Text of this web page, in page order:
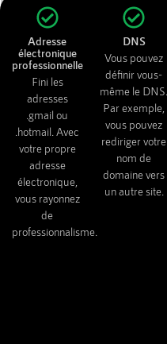
Adresse
électronique
professionnelle
Fini les
adresses
.gmail ou
.hotmail. Avec
votre propre
adresse
électronique,
vous rayonnez
de
professionnalisme.
DNS
Vous pouvez
définir vous-
même le DNS.
Par exemple,
vous pouvez
rediriger votre
nom de
domaine vers
un autre site.